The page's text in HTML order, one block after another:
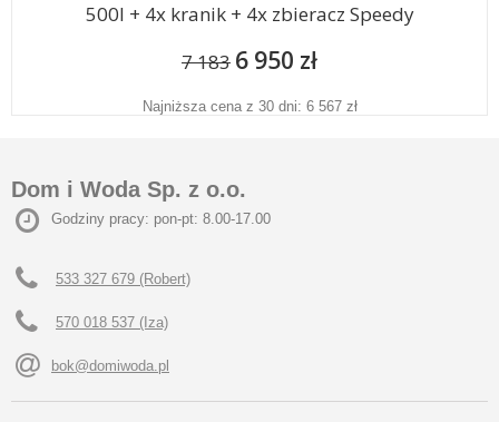
500l + 4x kranik + 4x zbieracz Speedy
7 183 6 950 zł
Najniższa cena z 30 dni: 6 567 zł
Dom i Woda Sp. z o.o.
Godziny pracy: pon-pt: 8.00-17.00
533 327 679 (Robert)
570 018 537 (Iza)
bok@domiwoda.pl